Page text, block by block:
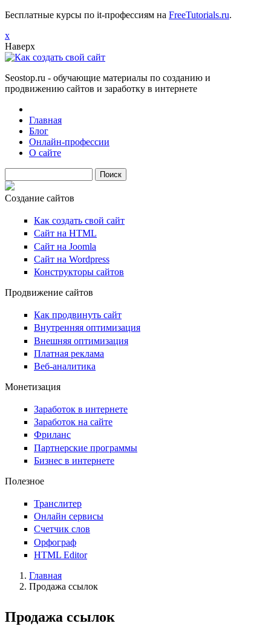
Бесплатные курсы по it-профессиям на FreeTutorials.ru.
х
Наверх
Seostop.ru - обучающие материалы по созданию и
продвижению сайтов и заработку в интернете
Главная
Блог
Онлайн-профессии
О сайте
Создание сайтов
Как создать свой сайт
Сайт на HTML
Сайт на Joomla
Сайт на Wordpress
Конструкторы сайтов
Продвижение сайтов
Как продвинуть сайт
Внутренняя оптимизация
Внешняя оптимизация
Платная реклама
Веб-аналитика
Монетизация
Заработок в интернете
Заработок на сайте
Фриланс
Партнерские программы
Бизнес в интернете
Полезное
Транслитер
Онлайн сервисы
Счетчик слов
Орфограф
HTML Editor
Главная
Продажа ссылок
Продажа ссылок